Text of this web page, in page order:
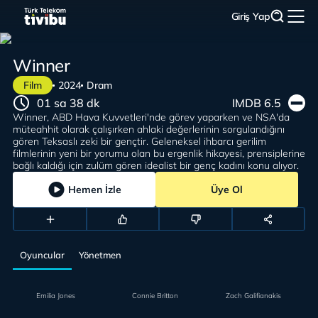
Giriş Yap
Film 2024 Dram
Winner
Winner, ABD Hava Kuvvetleri'nde görev yaparken ve NSA'da
müteahhit olarak çalışırken ahlaki değerlerinin sorgulandığını
gören Teksaslı zeki bir gençtir. Geleneksel ihbarcı gerilim
filmlerinin yeni bir yorumu olan bu ergenlik hikayesi, prensiplerine
bağlı kaldığı için zulüm gören idealist bir genç kadını konu alıyor.
01 sa 38 dk IMDB 6.5
Hemen İzle Üye Ol
Oyuncular Yönetmen
Emilia Jones Connie Britton Zach Galifianakis